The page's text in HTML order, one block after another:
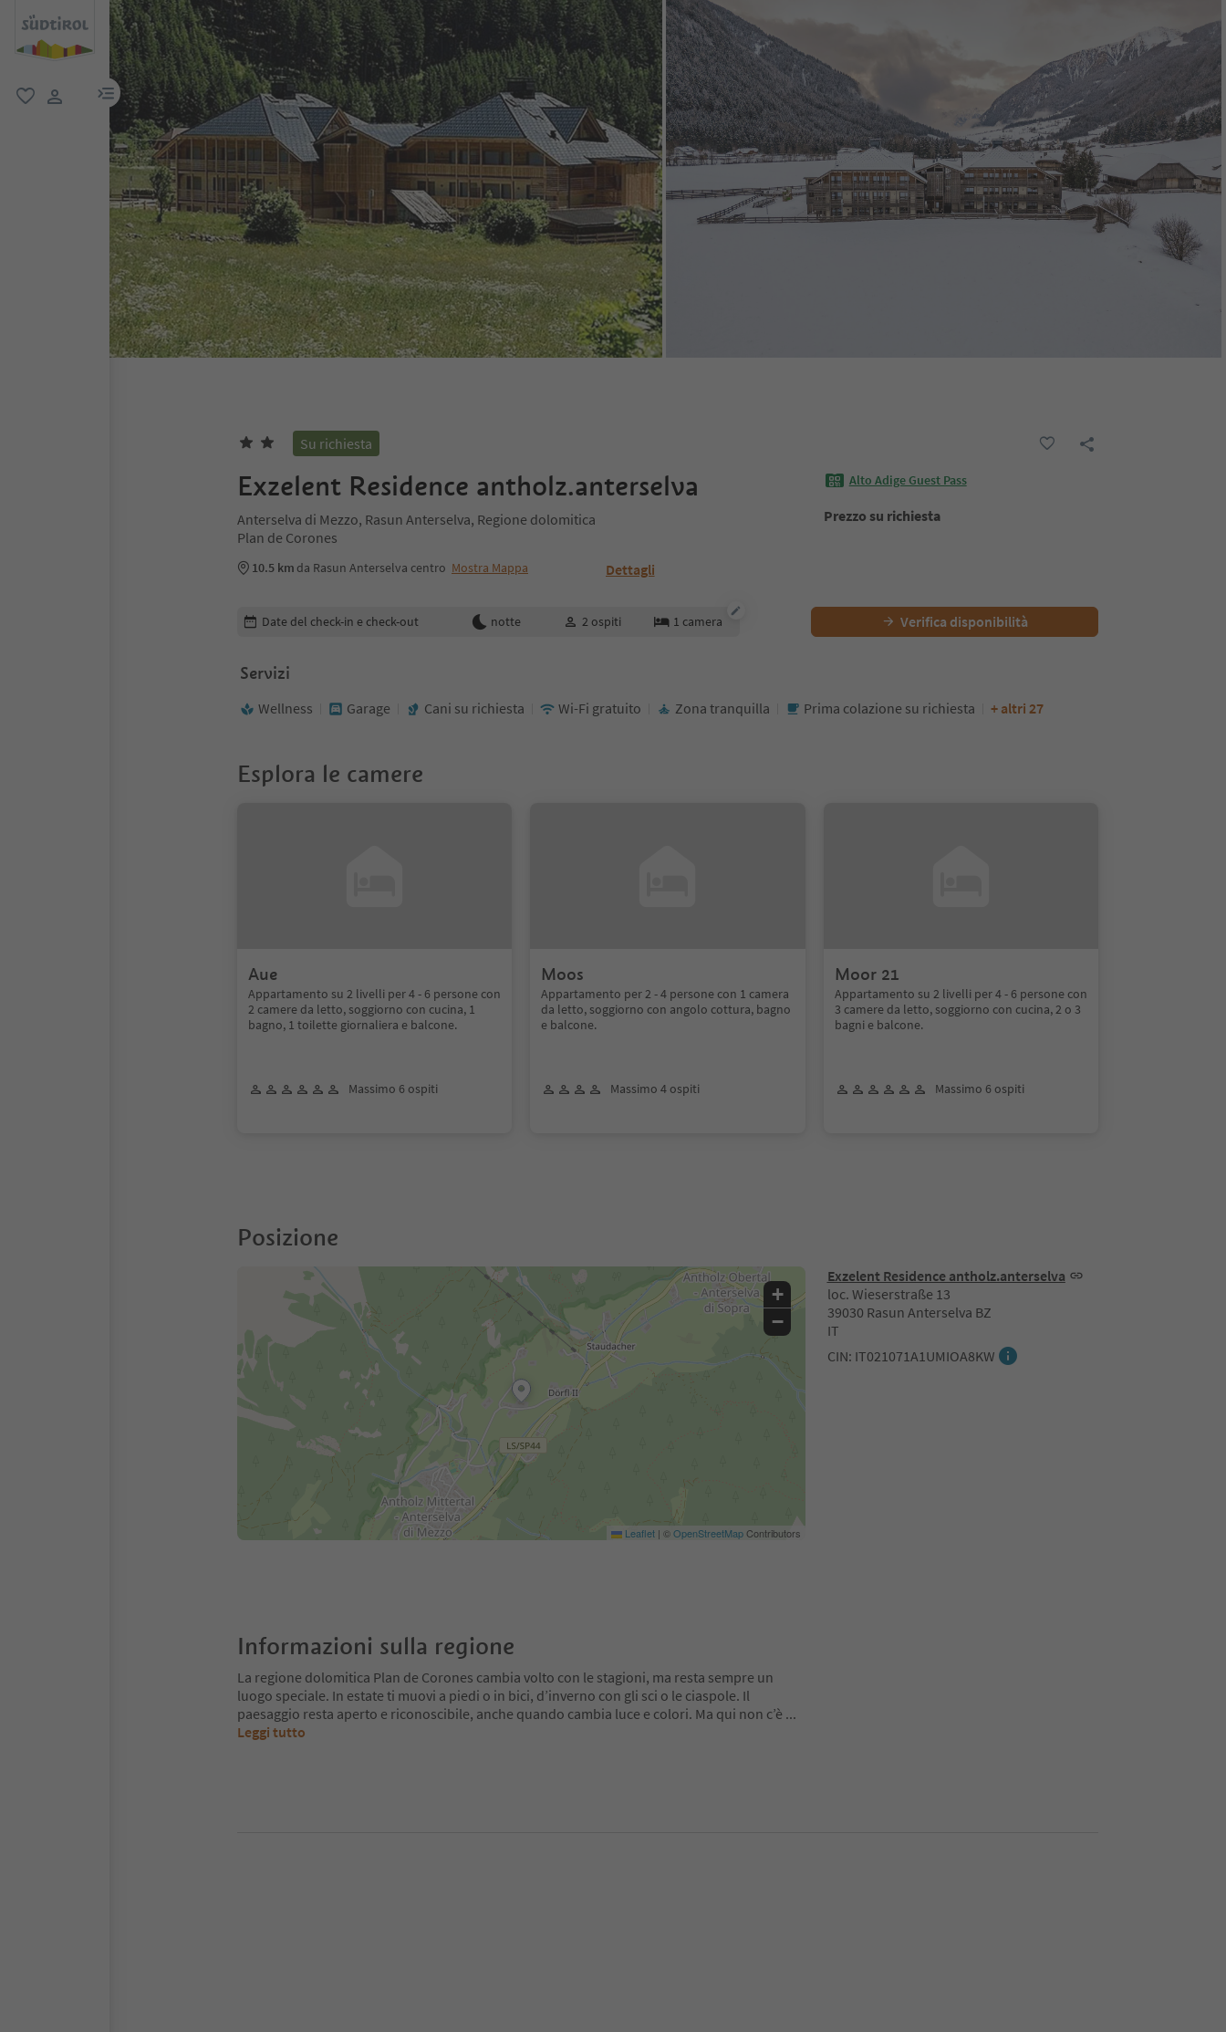
menu link
Su richiesta
Exzelent Residence antholz.anterselva
Anterselva di Mezzo, Rasun Anterselva, Regione dolomitica
Plan de Corones
10.5 km da Rasun Anterselva centro Mostra Mappa Dettagli
Alto Adige Guest Pass
Prezzo su richiesta
Modifica i dettagli della prenotazione
Date del check-in e check-out notte 2 ospiti 1 camera Verifica disponibilità
Servizi
Wellness Garage Cani su richiesta Wi-Fi gratuito Zona tranquilla Prima colazione su richiesta + altri 27
Esplora le camere
Aue
Appartamento su 2 livelli per 4 - 6 persone con
2 camere da letto, soggiorno con cucina, 1
bagno, 1 toilette giornaliera e balcone.
Massimo 6 ospiti
Moos
Appartamento per 2 - 4 persone con 1 camera
da letto, soggiorno con angolo cottura, bagno
e balcone.
Massimo 4 ospiti
Moor 21
Appartamento su 2 livelli per 4 - 6 persone con
3 camere da letto, soggiorno con cucina, 2 o 3
bagni e balcone.
Massimo 6 ospiti
Posizione
Exzelent Residence antholz.anterselva
loc. Wieserstraße 13
39030 Rasun Anterselva BZ
IT
CIN: IT021071A1UMIOA8KW
+
−
Leaflet | ©OpenStreetMapContributors
Informazioni sulla regione
La regione dolomitica Plan de Corones cambia volto con le stagioni, ma resta sempre un
luogo speciale. In estate ti muovi a piedi o in bici, d’inverno con gli sci o le ciaspole. Il
paesaggio resta aperto e riconoscibile, anche quando cambia luce e colori. Ma qui non c’è ...
Leggi tutto